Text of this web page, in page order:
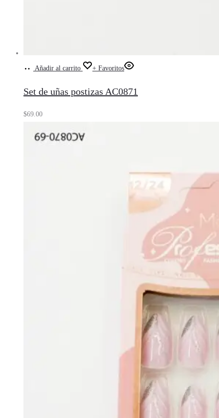
Añadir al carrito + Favoritos
Set de uñas postizas AC0871
$69.00